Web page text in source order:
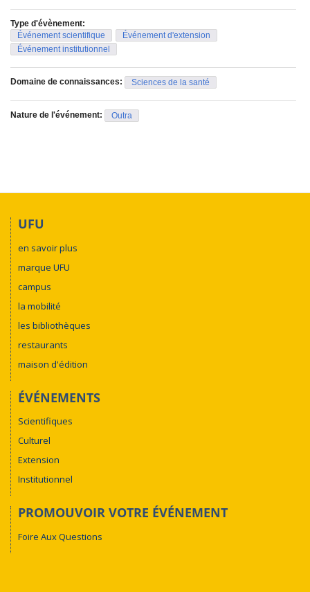
Type d'évènement:
Événement scientifique
Événement d'extension
Événement institutionnel
Domaine de connaissances: Sciences de la santé
Nature de l'événement: Outra
UFU
en savoir plus
marque UFU
campus
la mobilité
les bibliothèques
restaurants
maison d'édition
ÉVÉNEMENTS
Scientifiques
Culturel
Extension
Institutionnel
PROMOUVOIR VOTRE ÉVÉNEMENT
Foire Aux Questions